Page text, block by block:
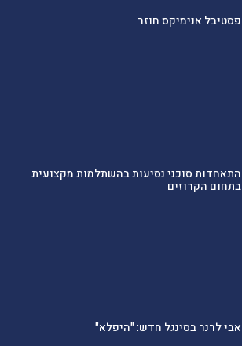
פסטיבל אנימיקס חוזר
התאחדות סוכני נסיעות בהשתלמות מקצועית
בתחום הקרוזים
אבי לרנר בסינגל חדש: "היפלא"